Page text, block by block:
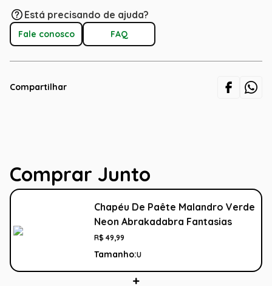
Está precisando de ajuda?
Fale conosco FAQ
Compartilhar
Comprar Junto
Chapéu De Paête Malandro Verde
Neon Abrakadabra Fantasias
R$ 49,99
Tamanho:U